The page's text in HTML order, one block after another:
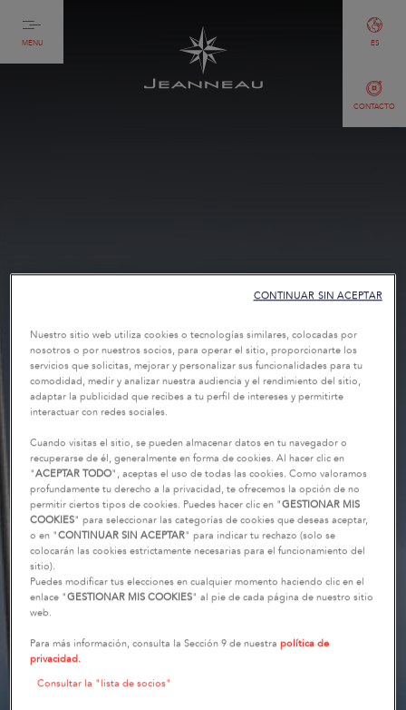
MENU
CONTACTO
ES
Nuestro sitio web utiliza cookies o tecnologías similares, colocadas por
nosotros o por nuestros socios, para operar el sitio, proporcionarte los
servicios que solicitas, mejorar y personalizar sus funcionalidades para tu
comodidad, medir y analizar nuestra audiencia y el rendimiento del sitio,
adaptar la publicidad que recibes a tu perfil de intereses y permitirte
interactuar con redes sociales.
Cuando visitas el sitio, se pueden almacenar datos en tu navegador o
recuperarse de él, generalmente en forma de cookies. Al hacer clic en
"ACEPTAR TODO", aceptas el uso de todas las cookies. Como valoramos
profundamente tu derecho a la privacidad, te ofrecemos la opción de no
permitir ciertos tipos de cookies. Puedes hacer clic en "GESTIONAR MIS
COOKIES" para seleccionar las categorías de cookies que deseas aceptar,
o en "CONTINUAR SIN ACEPTAR" para indicar tu rechazo (solo se
colocarán las cookies estrictamente necesarias para el funcionamiento del
sitio).
Puedes modificar tus elecciones en cualquier momento haciendo clic en el
enlace "GESTIONAR MIS COOKIES" al pie de cada página de nuestro sitio
web.
Para más información, consulta la Sección 9 de nuestrapolítica de
privacidad.
Consultar la "lista de socios"
CONTINUAR SIN ACEPTAR